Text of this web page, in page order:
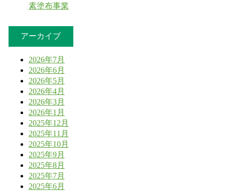
素塗布事業
アーカイブ
2026年7月
2026年6月
2026年5月
2026年4月
2026年3月
2026年1月
2025年12月
2025年11月
2025年10月
2025年9月
2025年8月
2025年7月
2025年6月